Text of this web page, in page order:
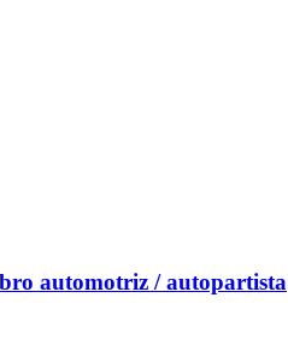
automotriz / autopartista